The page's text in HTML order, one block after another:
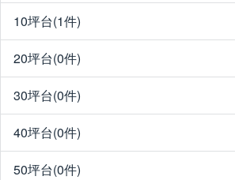
10坪台(1件)
20坪台(0件)
30坪台(0件)
40坪台(0件)
50坪台(0件)